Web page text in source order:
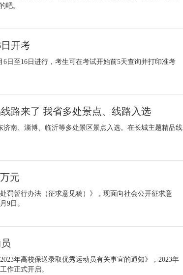
吧。
开考
6日至16日进行，考生可在考试开始前5天查询并打印准考
路来了 我省多处景点、线路入选
南、淄博、临沂等多处景区景点入选。在长城主题精品线
元
罚暂行办法（征求意见稿）》，现面向社会公开征求意
9日。
年高校保送录取优秀运动员有关事宜的通知》，2023年
作正式开启。